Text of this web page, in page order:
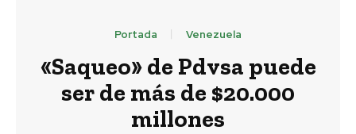
Portada Venezuela
«Saqueo» de Pdvsa puede
ser de más de $20.000
millones